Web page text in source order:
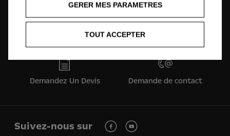
Demandez un essai
Demandez Un Devis Demande de contact
Suivez-nous sur
GERER MES PARAMETRES
TOUT ACCEPTER